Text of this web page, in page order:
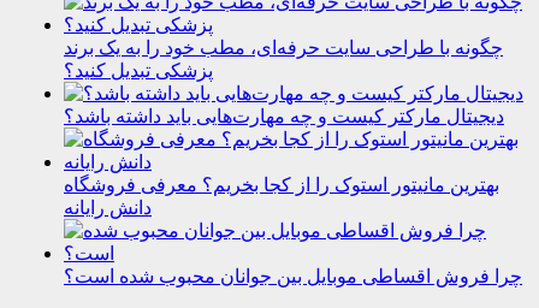
چگونه با طراحی سایت حرفه‌ای، مطب خود را به یک برند
پزشکی تبدیل کنید؟
دیجیتال مارکتر کیست و چه مهارت‌هایی باید داشته باشد؟
بهترین مانیتور استوک را از کجا بخریم؟ معرفی فروشگاه
دانش رایانه
چرا فروش اقساطی موبایل بین جوانان محبوب شده است؟